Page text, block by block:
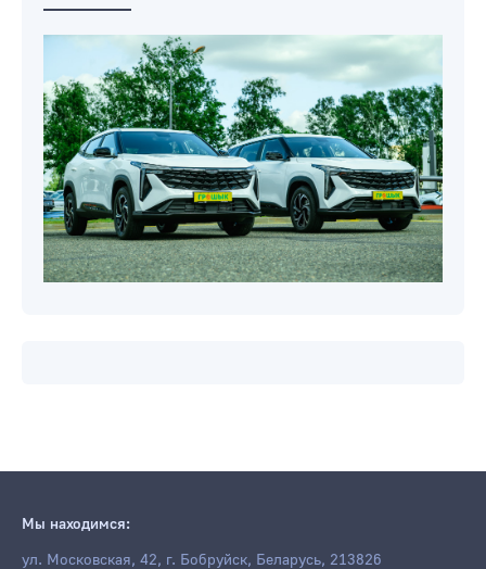
Мы находимся:
ул. Московская, 42, г. Бобруйск, Беларусь, 213826